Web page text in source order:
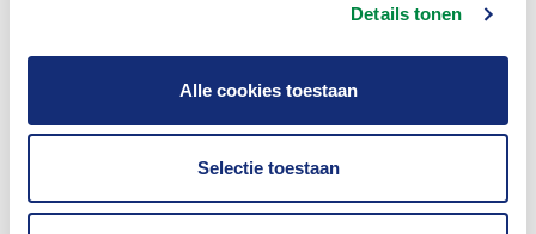
Details tonen
Alle cookies toestaan
Selectie toestaan